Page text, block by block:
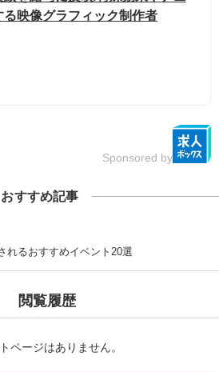
る映像グラフィック制作者
Sponsored by
おすすめ記事
れるおすすめイベント20選
閲覧履歴
ページはありません。